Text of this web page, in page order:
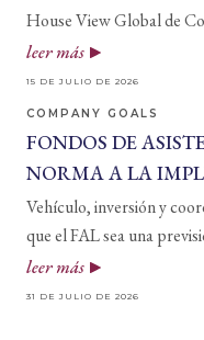
House View Global de
leer más
15 DE JULIO DE 2026
COMPANY GOALS
FONDOS DE
NORMA A LA
Vehículo, inversión y
que el FAL sea una
leer más
31 DE JULIO DE 2026